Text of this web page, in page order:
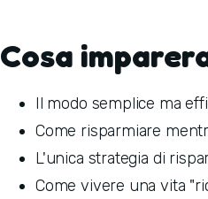
Cosa
Il modo semplice ma
Come risparmiare
L'unica strategia di
Come vivere una vita